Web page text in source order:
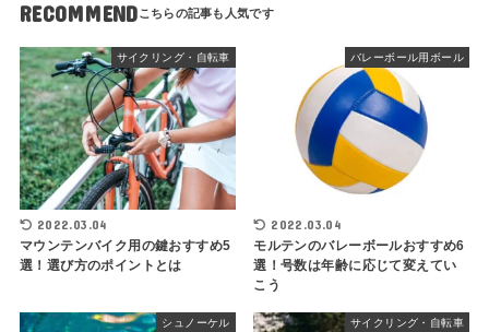
RECOMMEND
サイクリング・自転車
2022.03.04
マウンテンバイク用の鍵おすすめ5
選！選び方のポイントとは
バレーボール用ボール
2022.03.04
モルテンのバレーボールおすすめ6
選！号数は年齢に応じて変えてい
こう
シュノーケル サイクリング・自転車